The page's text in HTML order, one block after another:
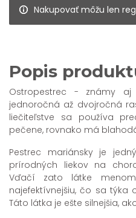
Nakupovať môžu len
Popis
Ostropestrec - známy
jednoročná až dvojročná
liečiteľstve sa používa
pečene, rovnako má
Pestrec mariánsky je
prírodných liekov na
Vďačí zato látke
najefektívnejšiu, čo sa týka
Táto látka je ešte silnejšia,